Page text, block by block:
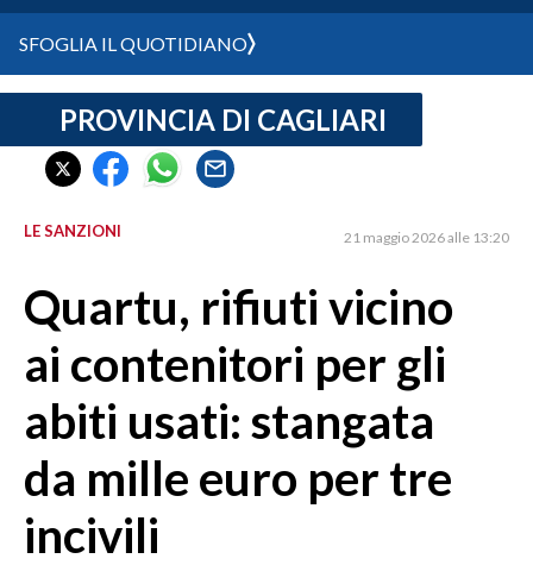
CRONACA SARDEGNA
CAGLIARI
SULCIS IGLESIENTE
ORISTANO E PROVINCIA
SASSARI E PROVINCIA
GALLURA
NUORO E PROVINCIA
OGLIASTRA
AGENDA
CRONACA
SFOGLIA IL QUOTIDIANO
PROVINCIA DI CAGLIARI
LE SANZIONI 21 maggio 2026 alle 13:20
Quartu, rifiuti vicino
ai contenitori per gli
abiti usati: stangata
da mille euro per tre
incivili